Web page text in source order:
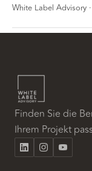
White Label Advisory ·
Finden Sie die
Ihrem Projekt